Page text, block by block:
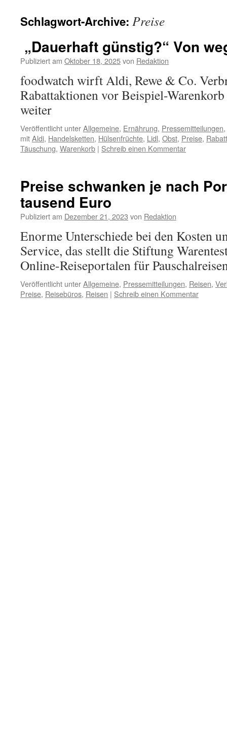
Schlagwort-Archive: Preise
„Dauerhaft günstig?“ Von
Publiziert am Oktober 18, 2025von Redaktion
foodwatch wirft Aldi, Rewe & Co.
Rabattaktionen vor Beispiel-
weiter
Veröffentlicht unterAllgemeine, Ernährung, Pressemitteilungen,
mitAldi, Handelsketten, Hülsenfrüchte, Lidl, Obst, Preise,
Täuschung, Warenkorb | Schreib einen Kommentar
Preise schwanken je nach
tausend Euro
Publiziert am Dezember 21, 2023 von Redaktion
Enorme Unterschiede bei den Kosten
Service, das stellt die Stiftung
Online-Reiseportalen für
Veröffentlicht unterAllgemeine, Pressemitteilungen, Reisen,
Preise, Reisebüros, Reisen | Schreib einen Kommentar